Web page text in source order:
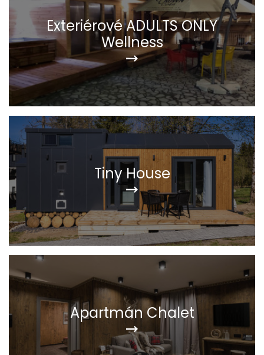
Exteriérové ADULTS ONLY
Wellness
Tiny House
Apartmán Chalet